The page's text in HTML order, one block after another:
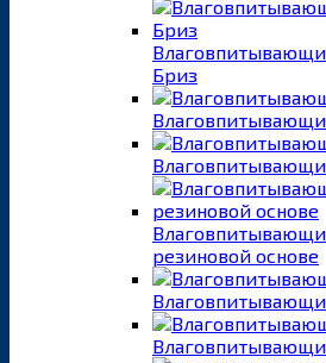
Бриз
резиновой основе